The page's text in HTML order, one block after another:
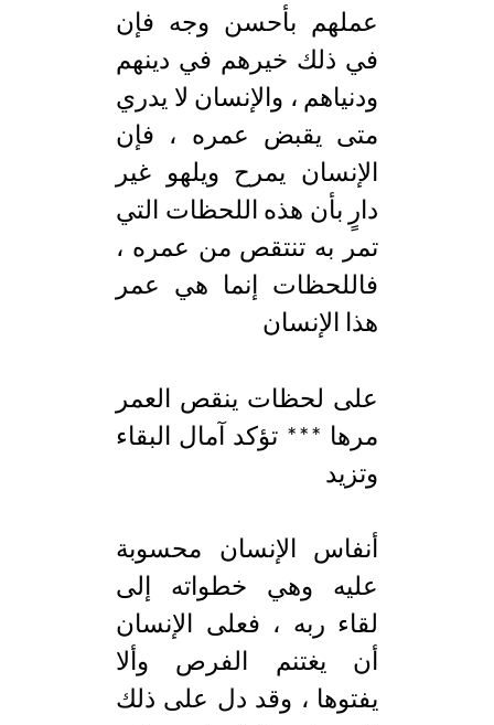
عملهم بأحسن وجه فإن
في ذلك خيرهم في دينهم
ودنياهم ، والإنسان لا يدري
متى يقبض عمره ، فإن
الإنسان يمرح ويلهو غير
دارٍ بأن هذه اللحظات التي
تمر به تنتقص من عمره ،
فاللحظات إنما هي عمر
هذا الإنسان
على لحظات ينقص العمر
مرها *** تؤكد آمال البقاء
وتزيد
أنفاس الإنسان محسوبة
عليه وهي خطواته إلى
لقاء ربه ، فعلى الإنسان
أن يغتنم الفرص وألا
يفتوها ، وقد دل على ذلك